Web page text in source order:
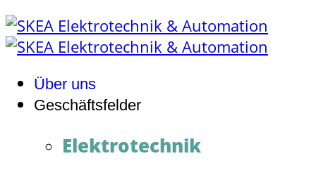
Über uns
Geschäftsfelder
Elektrotechnik